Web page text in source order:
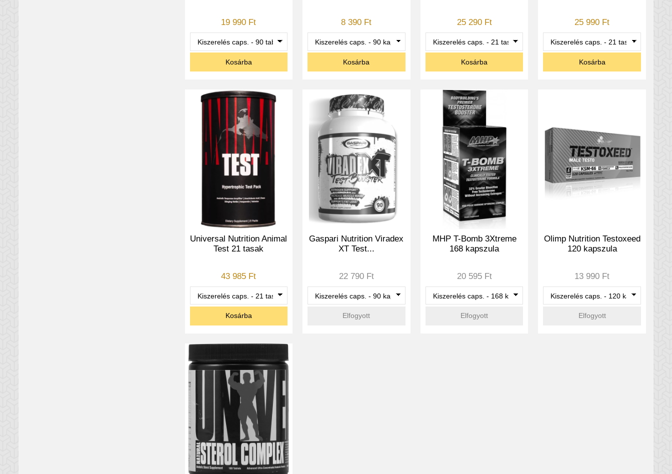
19 990 Ft
Kosárba
8 390 Ft
Kosárba
25 290 Ft
Kosárba
25 990 Ft
Kosárba
Universal Nutrition Animal
Test 21 tasak
43 985 Ft
Kosárba
Gaspari Nutrition Viradex
XT Test...
22 790 Ft
Elfogyott
MHP T-Bomb 3Xtreme
168 kapszula
20 595 Ft
Elfogyott
Olimp Nutrition Testoxeed
120 kapszula
13 990 Ft
Elfogyott